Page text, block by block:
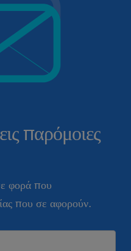
παρόμοιες
φορά που
που σε αφορούν.